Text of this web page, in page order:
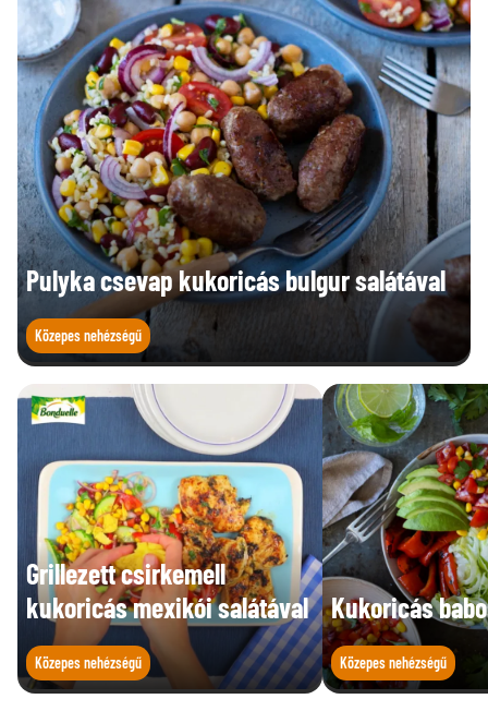
Pulyka csevap kukoricás bulgur salátával
Közepes nehézségű
Grillezett csirkemell
kukoricás mexikói salátával
Közepes nehézségű
Kukoricás
Közepes nehézségű